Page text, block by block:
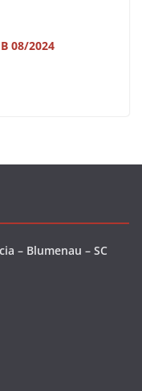
08/2024
– Blumenau – SC